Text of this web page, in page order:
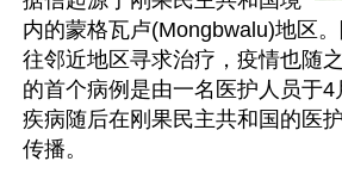
内的蒙格瓦卢(Mongbwalu)地区
往邻近地区寻求治疗，疫情也随
的首个病例是由一名医护人员于
疾病随后在刚果民主共和国的医
传播。